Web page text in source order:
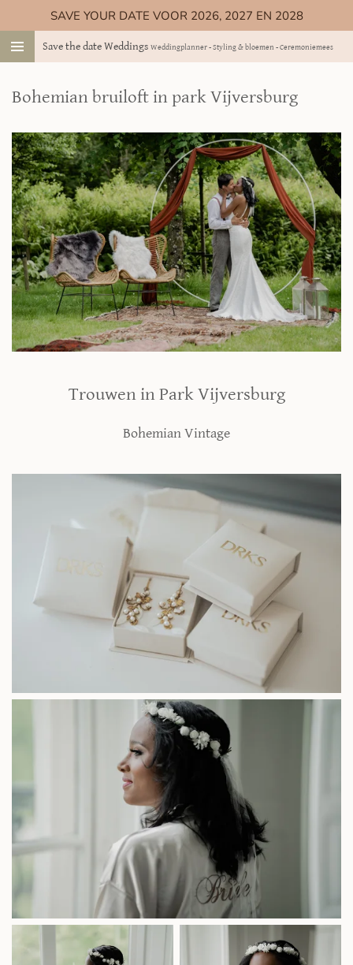
direct
naar
hoofdinhoud
Save the date Weddings Weddingplanner - Styling & bloemen - Ceremoniemeester
SAVE YOUR DATE VOOR 2026, 2027 EN 2028
Bohemian bruiloft in park Vijversburg
Trouwen in Park Vijversburg
Bohemian Vintage